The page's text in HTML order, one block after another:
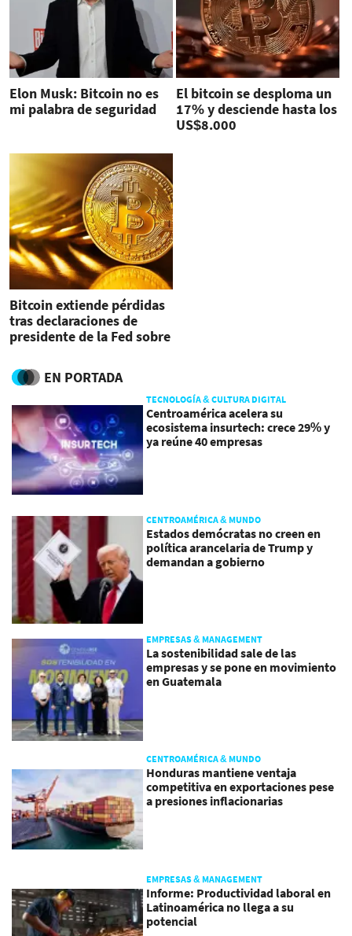
Elon Musk: Bitcoin no es
mi palabra de seguridad
El bitcoin se desploma un
17% y desciende hasta los
US$8.000
Bitcoin extiende pérdidas
tras declaraciones de
presidente de la Fed sobre
Facebook
EN PORTADA
TECNOLOGÍA & CULTURA DIGITAL
Centroamérica acelera su
ecosistema insurtech: crece 29% y
ya reúne 40 empresas
CENTROAMÉRICA & MUNDO
Estados demócratas no creen en
política arancelaria de Trump y
demandan a gobierno
EMPRESAS & MANAGEMENT
La sostenibilidad sale de las
empresas y se pone en movimiento
en Guatemala
CENTROAMÉRICA & MUNDO
Honduras mantiene ventaja
competitiva en exportaciones pese
a presiones inflacionarias
EMPRESAS & MANAGEMENT
Informe: Productividad laboral en
Latinoamérica no llega a su
potencial